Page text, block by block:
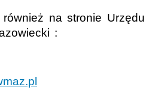
na stronie Urzędu
: